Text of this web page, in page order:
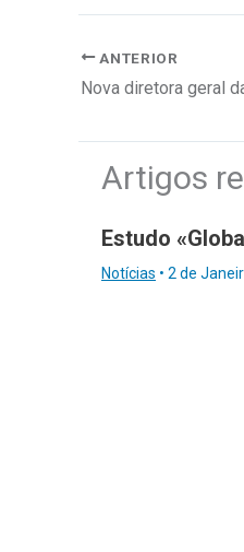
ANTERIOR
Nova diretora geral
Artigos
Estudo
Notícias • 2 de